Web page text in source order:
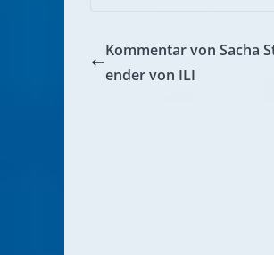
Kommentar von Sacha
ender von ILI